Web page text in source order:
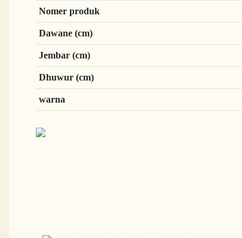
Nomer produk
Dawane (cm)
Jembar (cm)
Dhuwur (cm)
warna